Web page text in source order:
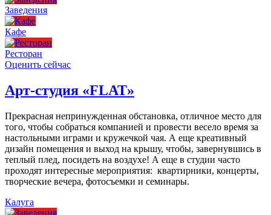
Заведения
Кафе
Ресторан
Оценить сейчас
Арт-студия «FLAT»
Прекрасная непринужденная обстановка, отличное место для
того, чтобы собраться компанией и провести весело время за
настольными играми и кружечкой чая. А еще креативный
дизайн помещения и выход на крышу, чтобы, завернувшись в
теплый плед, посидеть на воздухе! А еще в студии часто
проходят интересные мероприятия: квартирники, концерты,
творческие вечера, фотосъемки и семинары.
Калуга